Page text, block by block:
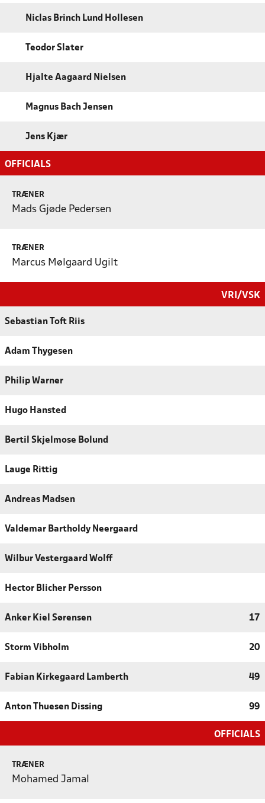
Niclas Brinch Lund Hollesen
Teodor Slater
Hjalte Aagaard Nielsen
Magnus Bach Jensen
Jens Kjær
OFFICIALS
TRÆNER
Mads Gjøde Pedersen
TRÆNER
Marcus Mølgaard Ugilt
VRI/VSK
Sebastian Toft Riis
Adam Thygesen
Philip Warner
Hugo Hansted
Bertil Skjelmose Bolund
Lauge Rittig
Andreas Madsen
Valdemar Bartholdy Neergaard
Wilbur Vestergaard Wolff
Hector Blicher Persson
Anker Kiel Sørensen 17
Storm Vibholm 20
Fabian Kirkegaard Lamberth 49
Anton Thuesen Dissing 99
OFFICIALS
TRÆNER
Mohamed Jamal